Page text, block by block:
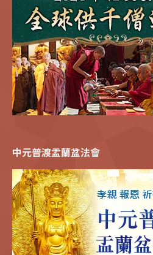
中元普渡盂蘭盆法會